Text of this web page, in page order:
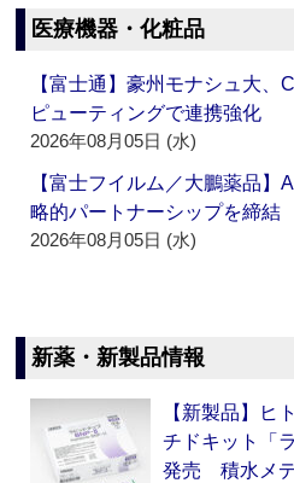
医療機器・化粧品
【富士通】豪州モナシュ大、
ピューティングで連携強化
2026年08月05日 (水)
【富士フイルム／大鵬薬品
略的パートナーシップを締結
2026年08月05日 (水)
新薬・新製品情報
【新製品】ヒ
チドキット「
発売 積水メ